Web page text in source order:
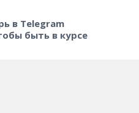
в Telegram
быть в курсе